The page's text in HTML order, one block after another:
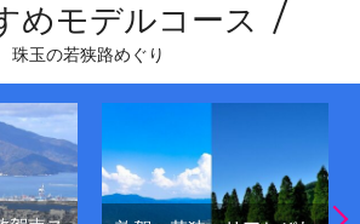
めモデルコース
珠玉の若狭路めぐり